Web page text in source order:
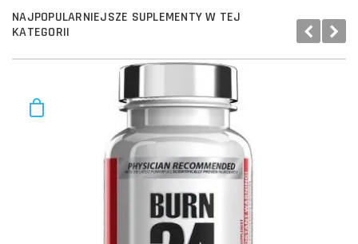
NAJPOPULARNIEJSZE SUPLEMENTY W TEJ
KATEGORII